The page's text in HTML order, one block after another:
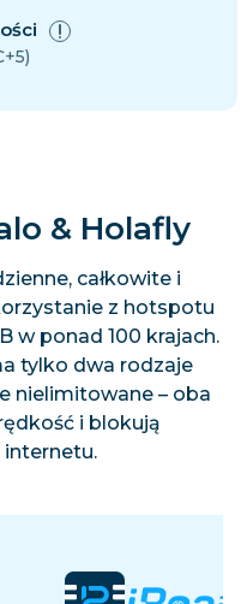
& Holafly
całkowite i
z hotspotu
w ponad 100 krajach.
tylko dwa rodzaje
nielimitowane – oba
i blokują